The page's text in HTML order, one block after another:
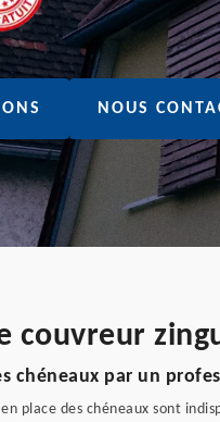
NOUS
couvreur
chéneaux par un
place des chéneaux sont